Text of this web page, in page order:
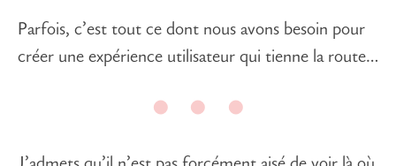
Parfois, c’est tout ce dont nous avons besoin pour
créer une expérience utilisateur qui tienne la route…